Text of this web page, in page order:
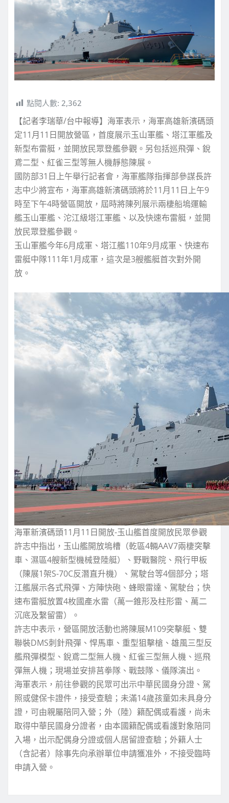
點閱人數: 2,362
【記者李瑞華/台中報導】海軍表示，海軍高雄新濱碼頭
定11月11日開放營區，首度展示玉山軍艦、塔江軍艦及
新型布雷艇，並開放民眾登艦參觀。另包括巡飛彈、銳
鳶二型、紅雀三型等無人機靜態陳展。
國防部31日上午舉行記者會，海軍艦隊指揮部參謀長許
志中少將宣布，海軍高雄新濱碼頭將於11月11日上午9
時至下午4時營區開放，屆時將陳列展示兩棲船塢運輸
艦玉山軍艦、沱江級塔江軍艦、以及快速布雷艇，並開
放民眾登艦參觀。
玉山軍艦今年6月成軍、塔江艦110年9月成軍、快速布
雷艇中隊111年1月成軍，這次是3艘艦艇首次對外開
放。
海軍新濱碼頭11月11日開放-玉山艦首度開放民眾參觀
許志中指出，玉山艦開放塢槽（乾區4輛AAV7兩棲突擊
車、濕區4艘新型機械登陸艇）、野戰醫院、飛行甲板
（陳展1架S-70C反潛直升機）、駕駛台等4個部分；塔
江艦展示各式飛彈、方陣快砲、蜂眼雷達、駕駛台；快
速布雷艇放置4枚國產水雷（萬一錐形及柱形雷、萬二
沉底及繫留雷）。
許志中表示，營區開放活動也將陳展M109突擊艇、雙
聯裝DMS刺針飛彈、悍馬車、重型狙擊槍、雄風三型反
艦飛彈模型、銳鳶二型無人機、紅雀三型無人機、巡飛
彈無人機；現場並安排莒拳隊、戰鼓隊、儀隊演出。
海軍表示，前往參觀的民眾可出示中華民國身分證、駕
照或健保卡證件，接受查驗；未滿14歲孩童如未具身分
證，可由親屬陪同入營；外（陸）籍配偶或看護，尚未
取得中華民國身分證者，由本國籍配偶或看護對象陪同
入場，出示配偶身分證或個人居留證查驗；外籍人士
（含記者）除事先向承辦單位申請獲准外，不接受臨時
申請入營。